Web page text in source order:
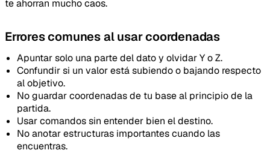
te ahorran mucho caos.
Errores comunes al usar coordenadas
Apuntar solo una parte del dato y olvidar Y o Z.
Confundir si un valor está subiendo o bajando respecto
al objetivo.
No guardar coordenadas de tu base al principio de la
partida.
Usar comandos sin entender bien el destino.
No anotar estructuras importantes cuando las
encuentras.